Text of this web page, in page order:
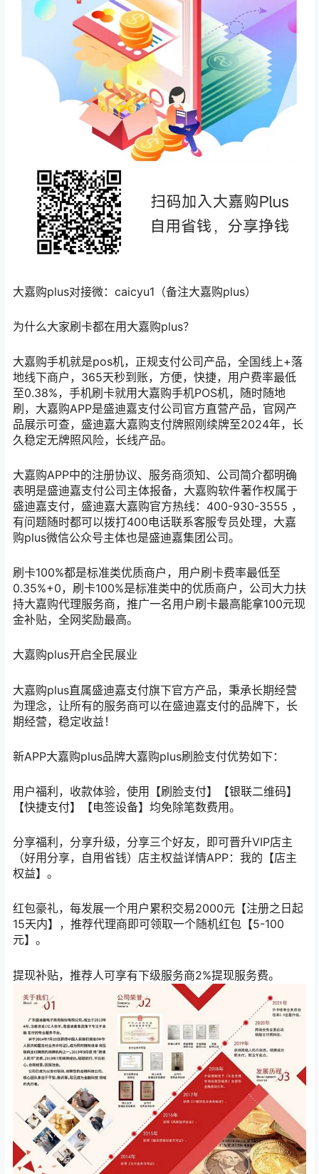
大嘉购plus对接微：caicyu1（备注大嘉购plus）
为什么大家刷卡都在用大嘉购plus？
大嘉购手机就是pos机，正规支付公司产品，全国线上+落
地线下商户，365天秒到账，方便，快捷，用户费率最低
至0.38%，手机刷卡就用大嘉购手机POS机，随时随地
刷，大嘉购APP是盛迪嘉支付公司官方直营产品，官网产
品展示可查，盛迪嘉大嘉购支付牌照刚续牌至2024年，长
久稳定无牌照风险，长线产品。
大嘉购APP中的注册协议、服务商须知、公司简介都明确
表明是盛迪嘉支付公司主体报备，大嘉购软件著作权属于
盛迪嘉支付，盛迪嘉大嘉购官方热线：400-930-3555 ，
有问题随时都可以拨打400电话联系客服专员处理，大嘉
购plus微信公众号主体也是盛迪嘉集团公司。
刷卡100%都是标准类优质商户，用户刷卡费率最低至
0.35%+0，刷卡100%是标准类中的优质商户，公司大力扶
持大嘉购代理服务商，推广一名用户刷卡最高能拿100元现
金补贴，全网奖励最高。
大嘉购plus开启全民展业
大嘉购plus直属盛迪嘉支付旗下官方产品，秉承长期经营
为理念，让所有的服务商可以在盛迪嘉支付的品牌下，长
期经营，稳定收益！
新APP大嘉购plus品牌大嘉购plus刷脸支付优势如下：
用户福利，收款体验，使用【刷脸支付】【银联二维码】
【快捷支付】【电签设备】均免除笔数费用。
分享福利，分享升级，分享三个好友，即可晋升VIP店主
（好用分享，自用省钱）店主权益详情APP：我的【店主
权益】。
红包豪礼，每发展一个用户累积交易2000元【注册之日起
15天内】，推荐代理商即可领取一个随机红包【5-100
元】。
提现补贴，推荐人可享有下级服务商2%提现服务费。